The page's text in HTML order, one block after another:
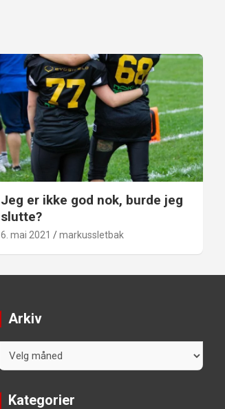
Jeg er ikke god nok, burde jeg
slutte?
6. mai 2021 markussletbak
Arkiv
Kategorier